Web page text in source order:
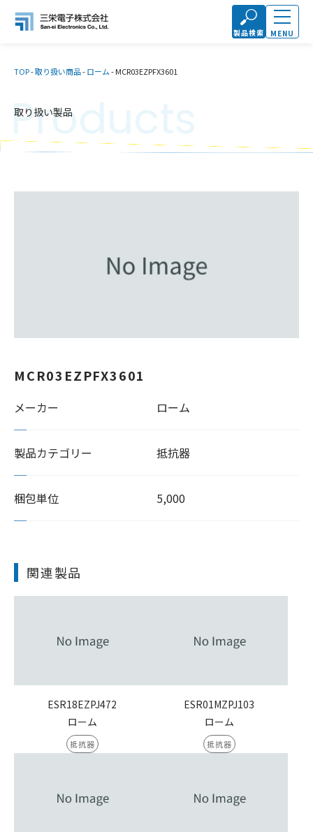
製品検索 MENU
TOP-取り扱い商品-ローム-MCR03EZPFX3601
取り扱い製品
Products
MCR03EZPFX3601
メーカー ローム
製品カテゴリー 抵抗器
梱包単位 5,000
関連製品
ESR18EZPJ472
ローム
抵抗器
ESR01MZPJ103
ローム
抵抗器